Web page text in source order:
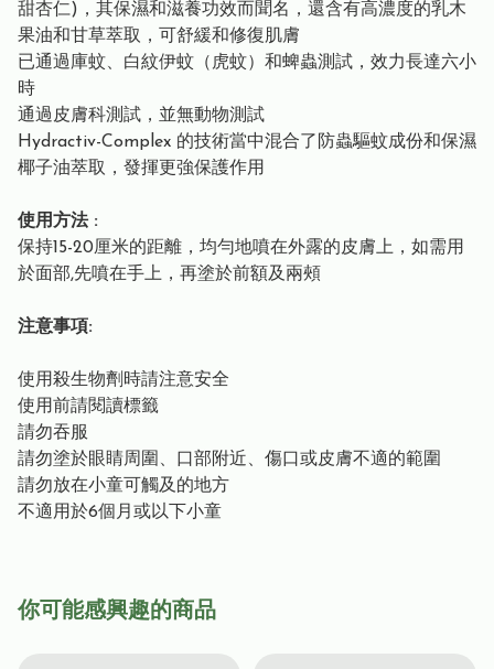
甜杏仁)，其保濕和滋養功效而聞名，還含有高濃度的乳木
果油和甘草萃取，可舒緩和修復肌膚
已通過庫蚊、白紋伊蚊（虎蚊）和蜱蟲測試，效力長達六小
時
通過皮膚科測試，並無動物測試
Hydractiv-Complex 的技術當中混合了防蟲驅蚊成份和保濕
椰子油萃取，發揮更強保護作用
使用方法 :
保持15-20厘米的距離，均勻地噴在外露的皮膚上，如需用
於面部,先噴在手上，再塗於前額及兩頰
注意事項:
使用殺生物劑時請注意安全
使用前請閱讀標籤
請勿吞服
請勿塗於眼睛周圍、口部附近、傷口或皮膚不適的範圍
請勿放在小童可觸及的地方
不適用於6個月或以下小童
你可能感興趣的商品